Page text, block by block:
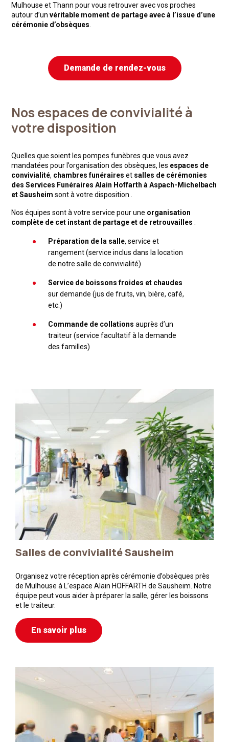
Mulhouse et Thann pour vous retrouver avec vos proches
autour d’un véritable moment de partage avec à l’issue d’une
cérémonie d’obsèques
Demande de rendez-vous
Nos espaces de convivialité à
votre disposition
Quelles que soient les pompes funèbres que vous avez
mandatées pour l’organisation des obsèques, les espaces de
convivialité, chambres funéraires et salles de cérémonies
des Services Funéraires Alain Hoffarth à Aspach-Michelbach
et Sausheim sont à votre disposition .
Nos équipes sont à votre service pour une organisation
complète de cet instant de partage et de retrouvailles :
Préparation de la salle, service et
rangement (service inclus dans la location
de notre salle de convivialité)
Service de boissons froides et chaudes
sur demande (jus de fruits, vin, bière, café,
etc.)
Commande de collations auprès d’un
traiteur (service facultatif à la demande
des familles)
Salles de convivialité Sausheim
Organisez votre réception après cérémonie d’obsèques près
de Mulhouse à L’espace Alain HOFFARTH de Sausheim. Notre
équipe peut vous aider à préparer la salle, gérer les boissons
et le traiteur.
En savoir plus